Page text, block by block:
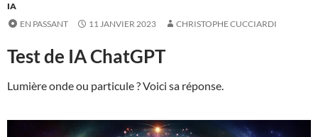
IA
EN PASSANT
11 JANVIER 2023 CHRISTOPHE CUCCIARDI
Test de IA ChatGPT
Lumière onde ou particule ? Voici sa réponse.